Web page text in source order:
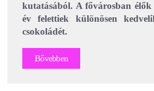
kutatásából. A fővárosban élők
év felettiek különösen
csokoládét.
Bővebben